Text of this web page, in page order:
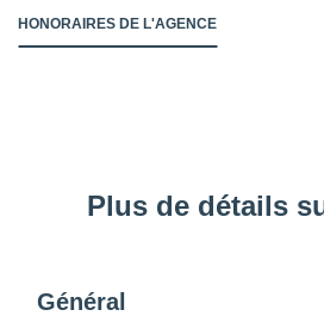
HONORAIRES DE L'AGENCE
Plus de détails
Général